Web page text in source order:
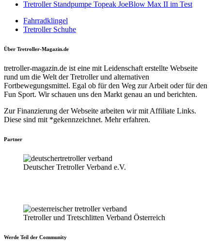
Tretroller Standpumpe Topeak JoeBlow Max II im Test
Fahrradklingel
Tretroller Schuhe
Über Tretroller-Magazin.de
tretroller-magazin.de ist eine mit Leidenschaft erstellte Webseite
rund um die Welt der Tretroller und alternativen
Fortbewegungsmittel. Egal ob für den Weg zur Arbeit oder für den
Fun Sport. Wir schauen uns den Markt genau an und berichten.
Zur Finanzierung der Webseite arbeiten wir mit Affiliate Links.
Diese sind mit *gekennzeichnet. Mehr erfahren.
Partner
Deutscher Tretroller Verband e.V.
Tretroller und Tretschlitten Verband Österreich
Werde Teil der Community